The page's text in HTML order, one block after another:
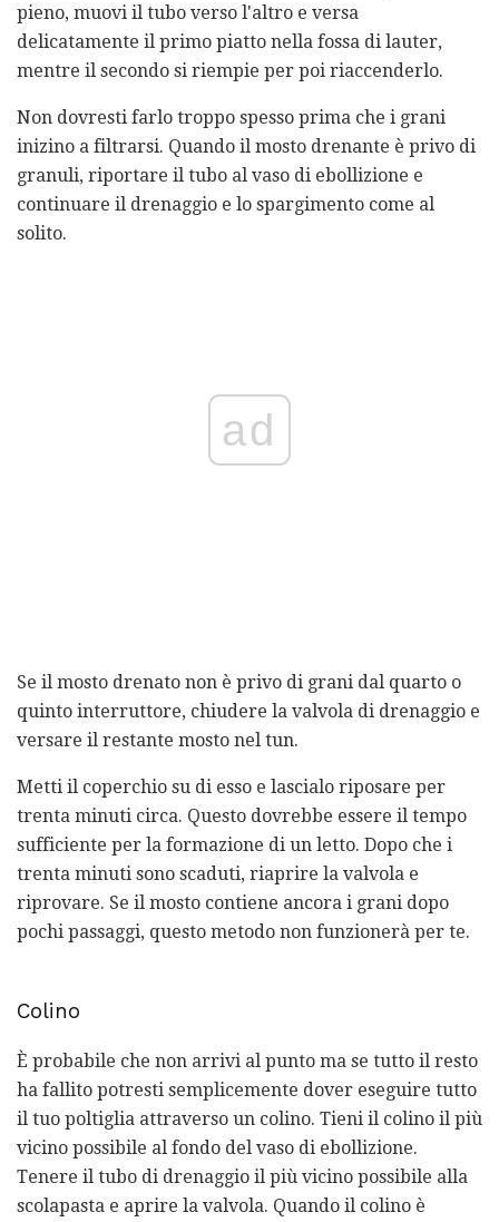
pieno, muovi il tubo verso l'altro e versa
delicatamente il primo piatto nella fossa di lauter,
mentre il secondo si riempie per poi riaccenderlo.
Non dovresti farlo troppo spesso prima che i grani
inizino a filtrarsi. Quando il mosto drenante è privo di
granuli, riportare il tubo al vaso di ebollizione e
continuare il drenaggio e lo spargimento come al
solito.
ad
Se il mosto drenato non è privo di grani dal quarto o
quinto interruttore, chiudere la valvola di drenaggio e
versare il restante mosto nel tun.
Metti il ​​coperchio su di esso e lascialo riposare per
trenta minuti circa. Questo dovrebbe essere il tempo
sufficiente per la formazione di un letto. Dopo che i
trenta minuti sono scaduti, riaprire la valvola e
riprovare. Se il mosto contiene ancora i grani dopo
pochi passaggi, questo metodo non funzionerà per te.
Colino
È probabile che non arrivi al punto ma se tutto il resto
ha fallito potresti semplicemente dover eseguire tutto
il tuo poltiglia attraverso un colino. Tieni il colino il più
vicino possibile al fondo del vaso di ebollizione.
Tenere il tubo di drenaggio il più vicino possibile alla
scolapasta e aprire la valvola. Quando il colino è